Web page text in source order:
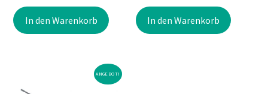
Preis
war:
Preis
ist:
In den Warenkorb
Preis
war:
Preis
ist:
In den Warenkorb
ANGEBOT!